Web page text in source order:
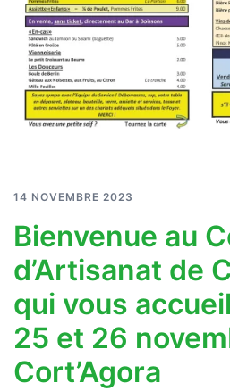
14 NOVEMBRE 2023
Bienvenue au
d’Artisanat de
qui vous
25 et 26
Cort’Agora